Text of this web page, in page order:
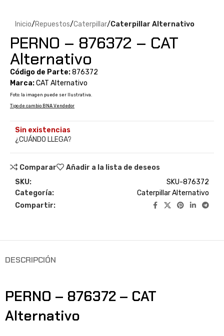
Inicio Repuestos Caterpillar Caterpillar Alternativo
PERNO – 876372 – CAT
Alternativo
Código de Parte:876372
Marca:CAT Alternativo
Foto: la imagen puede ser Ilustrativa.
Tipo de cambio BNA Vendedor
Sin existencias
¿CUÁNDO LLEGA?
Comparar
Añadir a la lista de deseos
SKU:
SKU-876372
Categoría:
Caterpillar Alternativo
Compartir:
DESCRIPCIÓN
PERNO – 876372 – CAT
Alternativo